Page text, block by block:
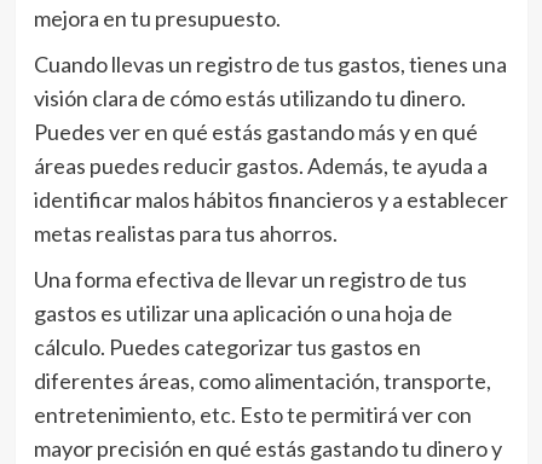
mejora en tu presupuesto.
Cuando llevas un registro de tus gastos, tienes una
visión clara de cómo estás utilizando tu dinero.
Puedes ver en qué estás gastando más y en qué
áreas puedes reducir gastos. Además, te ayuda a
identificar malos hábitos financieros y a establecer
metas realistas para tus ahorros.
Una forma efectiva de llevar un registro de tus
gastos es utilizar una aplicación o una hoja de
cálculo. Puedes categorizar tus gastos en
diferentes áreas, como alimentación, transporte,
entretenimiento, etc. Esto te permitirá ver con
mayor precisión en qué estás gastando tu dinero y